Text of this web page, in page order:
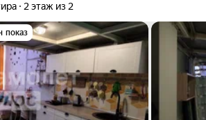
2 этаж из 2
показ